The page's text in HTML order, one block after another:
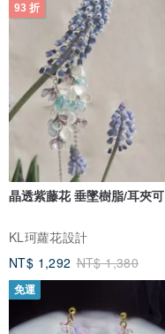
93 折
晶透紫藤花 垂墜樹脂/耳夾可
KL珂蘿花設計
NT$ 1,292 NT$ 1,380
免運